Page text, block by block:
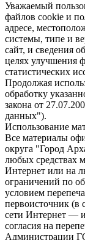
Уважаемый
файлов cookie и
адресе,
системы, типе и
сайт, и сведения
целях улучшения
статистических
Продолжая
обработку
закона от
данных").
Использование
Все материалы
округа "Город
любых средствах
Интернет или на
ограничений по
условием
первоисточник (в
сети Интернет —
согласия на
Администрации